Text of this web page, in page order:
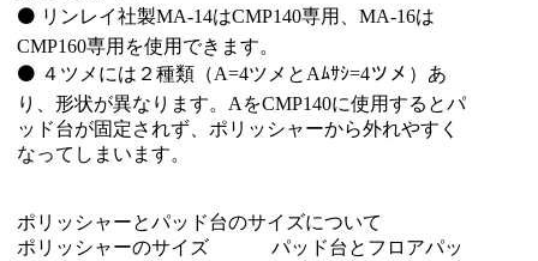
⚫ リンレイ社製MA-14はCMP140専用、MA-16は
CMP160専用を使用できます。
⚫ ４ツメには２種類（A=4ツメとAﾑｻｼ=4ツメ）あ
り、形状が異なります。AをCMP140に使用するとパ
ッド台が固定されず、ポリッシャーから外れやすく
なってしまいます。
ポリッシャーとパッド台のサイズについて
ポリッシャーのサイズ パッド台とフロアパッ